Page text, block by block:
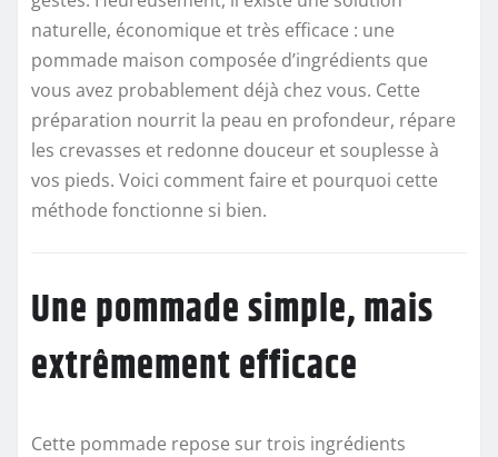
naturelle, économique et très efficace : une
pommade maison composée d’ingrédients que
vous avez probablement déjà chez vous. Cette
préparation nourrit la peau en profondeur, répare
les crevasses et redonne douceur et souplesse à
vos pieds. Voici comment faire et pourquoi cette
méthode fonctionne si bien.
Une pommade simple, mais
extrêmement efficace
Cette pommade repose sur trois ingrédients